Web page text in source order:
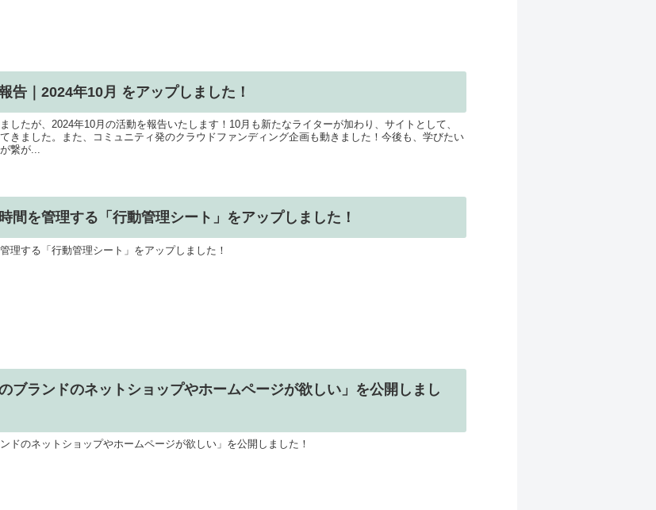
告｜2024年10月 をアップしました！
したが、2024年10月の活動を報告いたします！10月も新たなライターが加わり、サイトとして、
きました。また、コミュニティ発のクラウドファンディング企画も動きました！今後も、学びたい
繋が...
間を管理する「行動管理シート」をアップしました！
理する「行動管理シート」をアップしました！
ブランドのネットショップやホームページが欲しい」を公開しまし
ドのネットショップやホームページが欲しい」を公開しました！